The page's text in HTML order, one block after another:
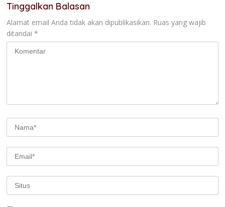
Tinggalkan Balasan
Alamat email Anda tidak akan dipublikasikan. Ruas yang wajib
ditandai *